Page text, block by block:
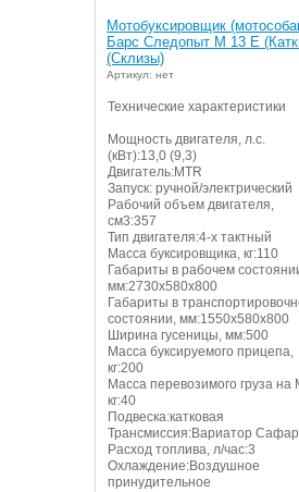
Мотобуксировщик
Барс Следопыт М 13 Е
(Склизы)
Артикул: нет
Технические характеристики
Мощность двигателя, л.с.
(кВт):13,0 (9,3)
Двигатель:MTR
Запуск: ручной/электрический
Рабочий объем двигателя,
см3:357
Тип двигателя:4-х тактный
Масса буксировщика, кг:110
Габариты в рабочем
мм:2730х580х800
Габариты в
состоянии, мм:1550х580х800
Ширина гусеницы, мм:500
Масса буксируемого прицепа,
кг:200
Масса перевозимого груза на
кг:40
Подвеска:катковая
Трансмиссия:Вариатор
Расход топлива, л/час:3
Охлаждение:Воздушное
принудительное